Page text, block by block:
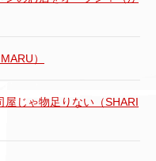
）
屋じゃ物足りない（SHARI